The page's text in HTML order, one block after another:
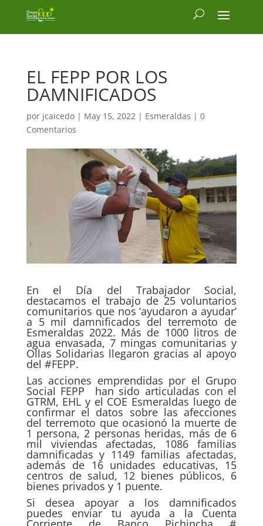
EL FEPP POR LOS
DAMNIFICADOS
por jcaicedo| May 15, 2022| Esmeraldas | 0
Comentarios
En el Día del Trabajador Social,
destacamos el trabajo de 25 voluntarios
comunitarios que nos ‘ayudaron a ayudar’
a 5 mil damnificados del terremoto de
Esmeraldas 2022. Más de 1000 litros de
agua envasada, 7 mingas comunitarias y
Ollas Solidarias llegaron gracias al apoyo
del #FEPP.
Las acciones emprendidas por el Grupo
Social FEPP han sido articuladas con el
GTRM, EHL y el COE Esmeraldas luego de
confirmar el datos sobre las afecciones
del terremoto que ocasionó la muerte de
1 persona, 2 personas heridas, más de 6
mil viviendas afectadas, 1086 familias
damnificadas y 1149 familias afectadas,
además de 16 unidades educativas, 15
centros de salud, 12 bienes públicos, 6
bienes privados y 1 puente.
Si desea apoyar a los damnificados
puedes enviar tu ayuda a la Cuenta